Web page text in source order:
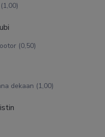
(0,50)
dekaan (1,00)